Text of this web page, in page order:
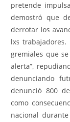
pretende
demostró que
derrotar los
lxs trabajadores.
gremiales que
alerta”,
denunciando
denunció 800
como
nacional